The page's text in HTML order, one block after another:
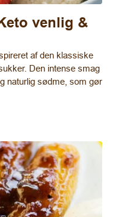
venlig &
af den klassiske
Den intense smag
naturlig sødme, som gør